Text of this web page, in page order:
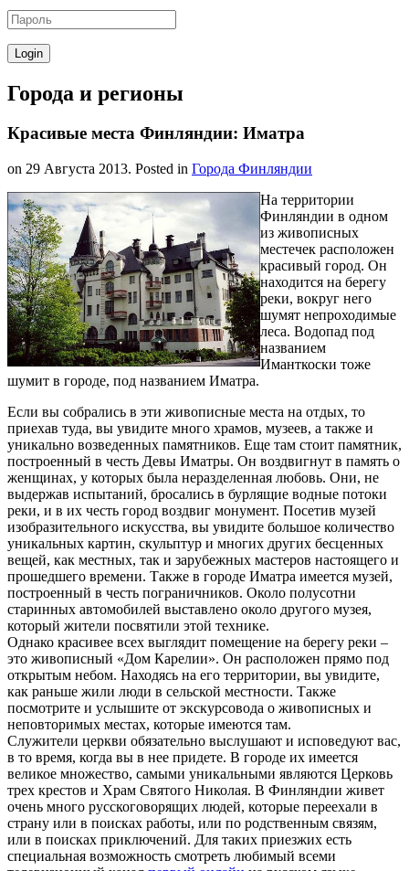
Города и регионы
Красивые места Финляндии: Иматра
on 29 Августа 2013. Posted in Города Финляндии
На территории
Финляндии в одном
из живописных
местечек расположен
красивый город. Он
находится на берегу
реки, вокруг него
шумят непроходимые
леса. Водопад под
названием
Иманткоски тоже
шумит в городе, под названием Иматра.
Если вы собрались в эти живописные места на отдых, то
приехав туда, вы увидите много храмов, музеев, а также и
уникально возведенных памятников. Еще там стоит памятник,
построенный в честь Девы Иматры. Он воздвигнут в память о
женщинах, у которых была неразделенная любовь. Они, не
выдержав испытаний, бросались в бурлящие водные потоки
реки, и в их честь город воздвиг монумент. Посетив музей
изобразительного искусства, вы увидите большое количество
уникальных картин, скульптур и многих других бесценных
вещей, как местных, так и зарубежных мастеров настоящего и
прошедшего времени. Также в городе Иматра имеется музей,
построенный в честь пограничников. Около полусотни
старинных автомобилей выставлено около другого музея,
который жители посвятили этой технике.
Однако красивее всех выглядит помещение на берегу реки –
это живописный «Дом Карелии». Он расположен прямо под
открытым небом. Находясь на его территории, вы увидите,
как раньше жили люди в сельской местности. Также
посмотрите и услышите от экскурсовода о живописных и
неповторимых местах, которые имеются там.
Служители церкви обязательно выслушают и исповедуют вас,
в то время, когда вы в нее придете. В городе их имеется
великое множество, самыми уникальными являются Церковь
трех крестов и Храм Святого Николая. В Финляндии живет
очень много русскоговорящих людей, которые переехали в
страну или в поисках работы, или по родственным связям,
или в поисках приключений. Для таких приезжих есть
специальная возможность смотреть любимый всеми